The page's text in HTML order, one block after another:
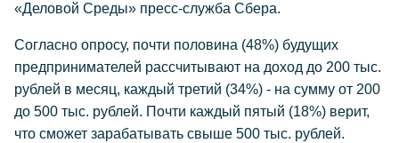
«Деловой Среды» пресс-служба Сбера.
Согласно опросу, почти половина (48%) будущих
предпринимателей рассчитывают на доход до 200 тыс.
рублей в месяц, каждый третий (34%) - на сумму от 200
до 500 тыс. рублей. Почти каждый пятый (18%) верит,
что сможет зарабатывать свыше 500 тыс. рублей.